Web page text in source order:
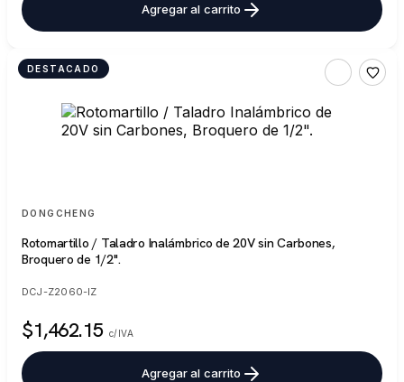
Agregar al carrito
DESTACADO
DONGCHENG
Rotomartillo / Taladro Inalámbrico de 20V sin Carbones,
Broquero de 1/2".
DCJ-Z2060-IZ
$1,462.15 c/IVA
Agregar al carrito